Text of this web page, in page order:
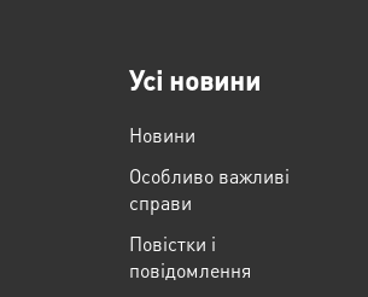
Усі новини
Новини
Особливо важливі
справи
Повістки і
повідомлення